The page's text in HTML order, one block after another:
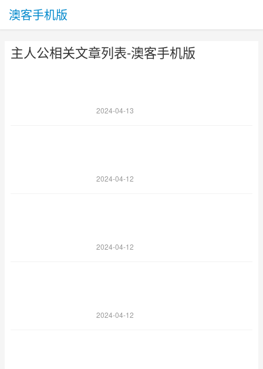
澳客手机版
主人公相关文章列表-澳客手机版
2024-04-13
2024-04-12
2024-04-12
2024-04-12